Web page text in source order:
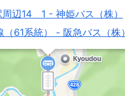
辺14＿1 - 神姫バス（株）
（61系統） - 阪急バス（株）